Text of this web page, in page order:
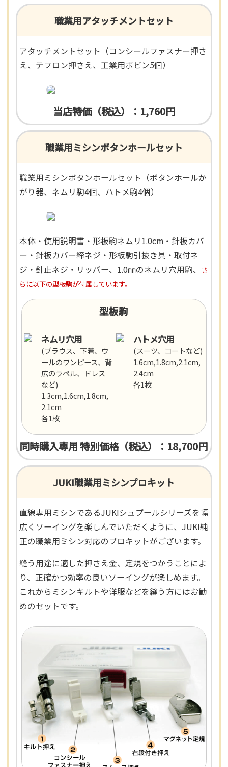
職業用アタッチメントセット
アタッチメントセット（コンシールファスナー押さ
え、テフロン押さえ、工業用ボビン5個）
当店特価（税込）：1,760円
職業用ミシンボタンホールセット
職業用ミシンボタンホールセット（ボタンホールか
がり器、ネムリ駒4個、ハトメ駒4個）
本体・使用説明書・形板駒ネムリ1.0cm・針板カバ
ー・針板カバー締ネジ・形板駒引抜き具・取付ネ
ジ・針止ネジ・リッパー、1.0㎜のネムリ穴用駒、
さ
らに以下の型板駒が付属しています。
型板駒
ネムリ穴用
(ブラウス、下着、ウ
ールのワンピース、背
広のラペル、ドレス
など)
1.3cm,1.6cm,1.8cm,
2.1cm
各1枚
ハトメ穴用
(スーツ、コートなど)
1.6cm,1.8cm,2.1cm,
2.4cm
各1枚
同時購入専用 特別価格（税込）：18,700円
JUKI職業用ミシンプロキット
直線専用ミシンであるJUKIシュプールシリーズを幅
広くソーイングを楽しんでいただくように、JUKI純
正の職業用ミシン対応のプロキットがございます。
縫う用途に適した押さえ金、定規をつかうことによ
り、正確かつ効率の良いソーイングが楽しめます。
これからミシンキルトや洋服などを縫う方にはお勧
めのセットです。